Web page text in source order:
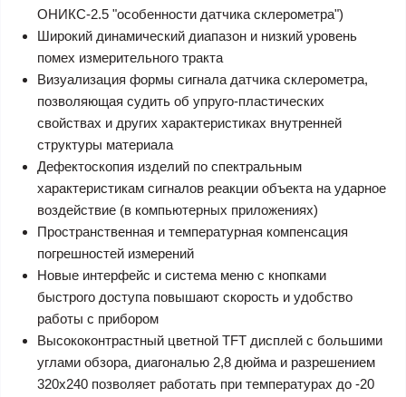
ОНИКС-2.5 "особенности датчика склерометра")
Широкий динамический диапазон и низкий уровень
помех измерительного тракта
Визуализация формы сигнала датчика склерометра,
позволяющая судить об упруго-пластических
свойствах и других характеристиках внутренней
структуры материала
Дефектоскопия изделий по спектральным
характеристикам сигналов реакции объекта на ударное
воздействие (в компьютерных приложениях)
Пространственная и температурная компенсация
погрешностей измерений
Новые интерфейс и система меню с кнопками
быстрого доступа повышают скорость и удобство
работы с прибором
Высококонтрастный цветной TFT дисплей с большими
углами обзора, диагональю 2,8 дюйма и разрешением
320х240 позволяет работать при температурах до -20